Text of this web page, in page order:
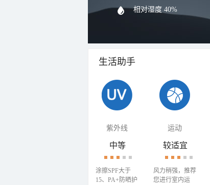
相对湿度 40%
生活助手
紫外线 运动
中等
涂擦SPF大于
15、PA+防晒护
较适宜
风力稍强，推荐
您进行室内运